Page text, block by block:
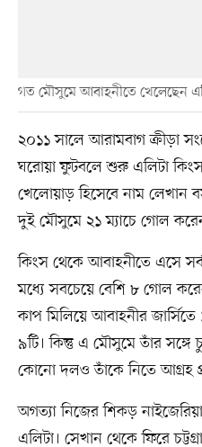
গত মৌসুমে আবাহনীতে খেলেছেন
২০১১ সালে আরামবাগ ক্রীড়া
ঘরোয়া ফুটবলে শুরু এলিটা
খেলোয়াড় হিসেবে নাম লেখান
দুই মৌসুমে ২১ ম্যাচে গোল
কিংস থেকে আবাহনীতে এসে
মধ্যে সবচেয়ে বেশি ৮ গোল
কাপ মিলিয়ে আবাহনীর
৯টি। কিন্তু এ মৌসুমে তাঁর সঙ্গে
কোনো দলও তাঁকে নিতে আগ্রহ
অগত্যা নিজের শিকড়
এলিটা। সেখান থেকে ফিরে